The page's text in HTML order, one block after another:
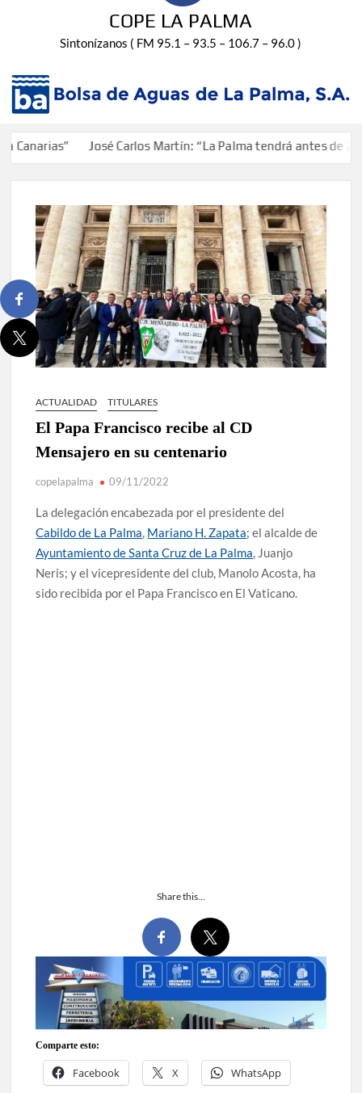
COPE LA PALMA
Sintonízanos ( FM 95.1 – 93.5 – 106.7 – 96.0 )
José Carlos Martín: “La Palma tendrá antes de 2030
ACTUALIDAD TITULARES
El Papa Francisco recibe al CD
Mensajero en su centenario
copelapalma 09/11/2022
La delegación encabezada por el presidente del
Cabildo de La Palma, Mariano H. Zapata; el alcalde de
Ayuntamiento de Santa Cruz de La Palma, Juanjo
Neris; y el vicepresidente del club, Manolo Acosta, ha
sido recibida por el Papa Francisco en El Vaticano.
Share this…
Comparte esto:
Facebook X WhatsApp